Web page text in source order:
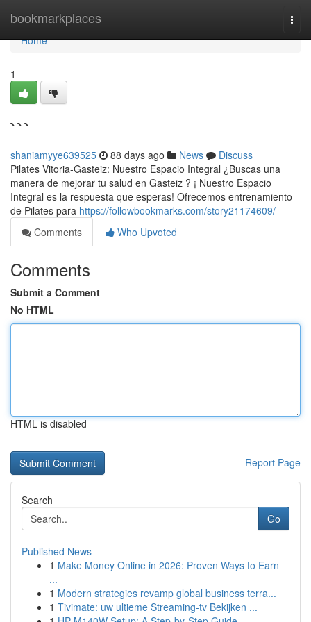
bookmarkplaces
Home
Home
1
```
shaniamyye639525 88 days ago News
Discuss
Pilates Vitoria-Gasteiz: Nuestro Espacio Integral ¿Buscas una
manera de mejorar tu salud en Gasteiz ? ¡ Nuestro Espacio
Integral es la respuesta que esperas! Ofrecemos entrenamiento
de Pilates para https://followbookmarks.com/story21174609/
Comments
Who Upvoted
Comments
Submit a Comment
No HTML
HTML is disabled
Report Page
Search
Go
Published News
1 Make Money Online in 2026: Proven Ways to Earn
...
1 Modern strategies revamp global business terra...
1 Tivimate: uw ultieme Streaming-tv Bekijken ...